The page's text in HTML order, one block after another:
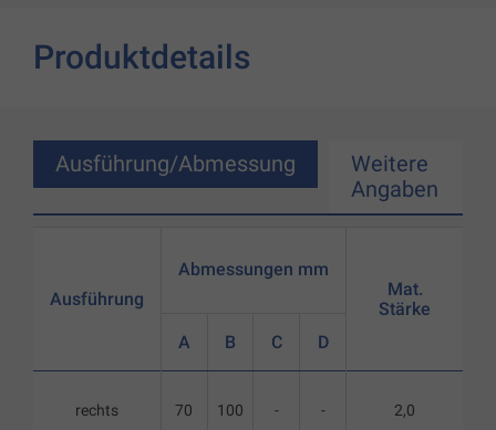
Produktdetails
Ausführung/Abmessung
Weitere
Angaben
Ausführung
rechts
Abmessungen mm
A B C D
70 100 - -
Mat.
Stärke
2,0